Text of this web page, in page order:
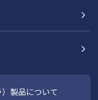
製品について